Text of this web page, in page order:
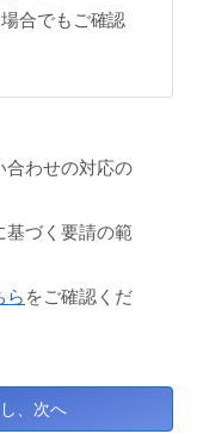
合でもご確認
合わせの対応の
基づく要請の範
ら をご確認くだ